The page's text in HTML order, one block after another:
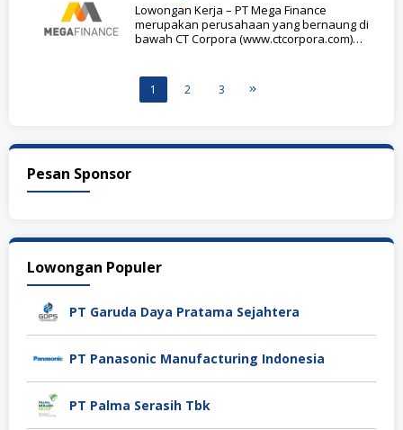
Lowongan Kerja – PT Mega Finance
merupakan perusahaan yang bernaung di
bawah CT Corpora (www.ctcorpora.com)
1 2 3
Pesan Sponsor
Lowongan Populer
PT Garuda Daya Pratama Sejahtera
PT Panasonic Manufacturing Indonesia
PT Palma Serasih Tbk